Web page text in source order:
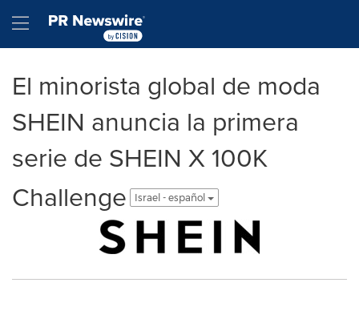
Hamburger menu
El minorista global de moda
SHEIN anuncia la primera
serie de SHEIN X 100K
Challenge
Israel - español